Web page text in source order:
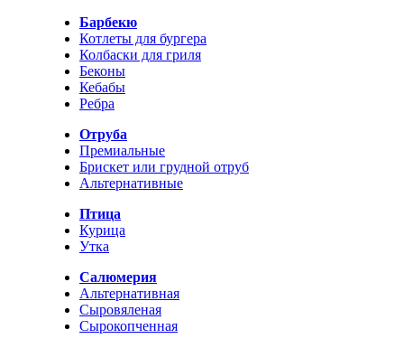
Барбекю
Котлеты для бургера
Колбаски для гриля
Беконы
Кебабы
Ребра
Отруба
Премиальные
Брискет или грудной отруб
Альтернативные
Птица
Курица
Утка
Салюмерия
Альтернативная
Сыровяленая
Сырокопченная